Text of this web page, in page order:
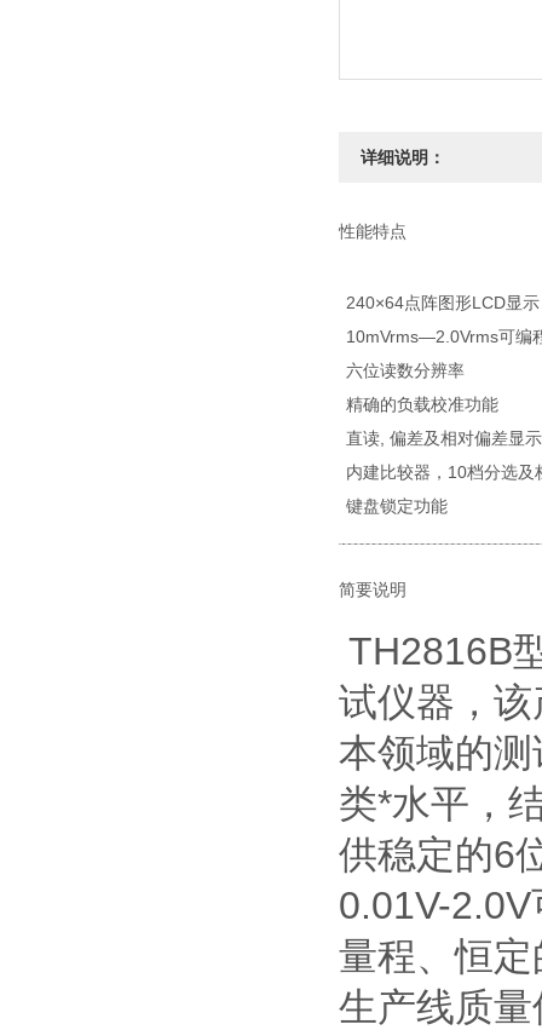
详细说明：
性能特点
240×64点阵图形LCD显
10mVrms—2.0Vrms可编
六位读数分辨率
精确的负载校准功能
直读, 偏差及相对偏差显示
内建比较器，10档分选及
键盘锁定功能
简要说明
TH2816B
试仪器，
本领域的
类*水平，
供稳定的6
0.01V-
量程、恒
生产线质